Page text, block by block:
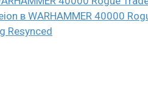
в WARHAMMER 40000
Resynced